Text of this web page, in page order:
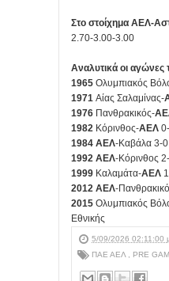
Στο στοίχημα ΑΕΛ-
2.70-3.00-3.00
Αναλυτικά οι αγώνες
1965 Ολυμπιακός
1971 Αίας Σαλαμίνας-
1976 Πανθρακικός-
1982 Κόρινθος-ΑΕΛ
1984 ΑΕΛ-Καβάλα 3-
1992 ΑΕΛ-Κόρινθος
1999 Καλαμάτα-ΑΕΛ
2012 ΑΕΛ-
2015 Ολυμπιακός
Εθνικής
5/09/2026 02:11:00
ΠΑΕ ΑΕΛ
PRE